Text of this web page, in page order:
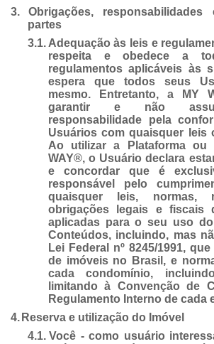
3.
Obrigações,
partes
3.1. Adequação às leis e
respeita e obedece a
regulamentos aplicáveis às
espera que todos seus
mesmo. Entretanto, a MY
garantir e não
responsabilidade pela
Usuários com quaisquer leis
Ao utilizar a Plataforma ou
WAY®, o Usuário declara
e concordar que é
responsável pelo
quaisquer leis, normas,
obrigações legais e fiscais
aplicadas para o seu uso
Conteúdos, incluindo, mas
Lei Federal nº 8245/1991,
de imóveis no Brasil, e
cada condomínio,
limitando à Convenção de
Regulamento Interno de cada
4. Reserva e utilização do Imóvel
4.1. Você - como usuário